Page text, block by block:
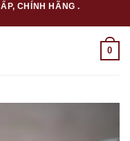
CHÍNH HÃNG .
0